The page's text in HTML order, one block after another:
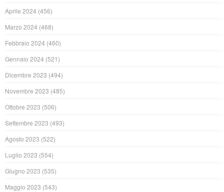
Aprile 2024 (456)
Marzo 2024 (468)
Febbraio 2024 (460)
Gennaio 2024 (521)
Dicembre 2023 (494)
Novembre 2023 (485)
Ottobre 2023 (506)
Settembre 2023 (493)
Agosto 2023 (522)
Luglio 2023 (554)
Giugno 2023 (535)
Maggio 2023 (543)